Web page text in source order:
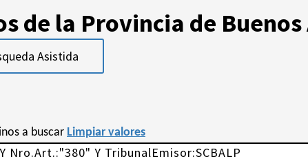
de la Provincia de Buenos
Asistida
a buscar Limpiar valores